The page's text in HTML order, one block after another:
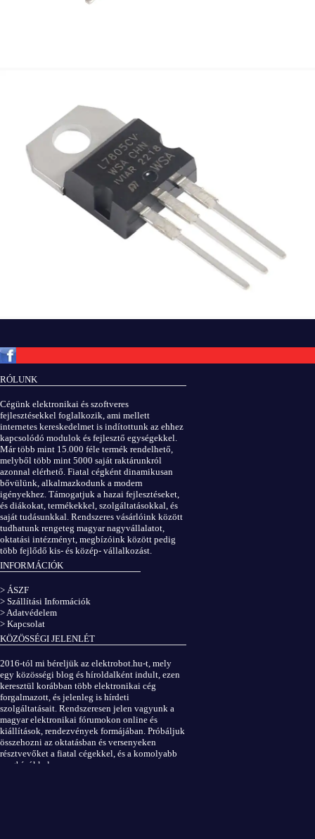
RÓLUNK
Cégünk elektronikai és szoftveres
fejlesztésekkel foglalkozik, ami mellett
internetes kereskedelmet is indítottunk az ehhez
kapcsolódó modulok és fejlesztő egységekkel.
Már több mint 15.000 féle termék rendelhető,
melyből több mint 5000 saját raktárunkról
azonnal elérhető. Fiatal cégként dinamikusan
bővülünk, alkalmazkodunk a modern
igényekhez. Támogatjuk a hazai fejlesztéseket,
és diákokat, termékekkel, szolgáltatásokkal, és
saját tudásunkkal. Rendszeres vásárlóink között
tudhatunk rengeteg magyar nagyvállalatot,
oktatási intézményt, megbízóink között pedig
több fejlődő kis- és közép- vállalkozást.
INFORMÁCIÓK
> ÁSZF
> Szállítási Információk
> Adatvédelem
> Kapcsolat
KÖZÖSSÉGI JELENLÉT
2016-tól mi béreljük az elektrobot.hu-t, mely
egy közösségi blog és híroldalként indult, ezen
keresztül korábban több elektronikai cég
forgalmazott, és jelenleg is hírdeti
szolgáltatásait. Rendszeresen jelen vagyunk a
magyar elektronikai fórumokon online és
kiállítások, rendezvények formájában. Próbáljuk
összehozni az oktatásban és versenyeken
résztvevőket a fiatal cégekkel, és a komolyabb
megbízókkal.